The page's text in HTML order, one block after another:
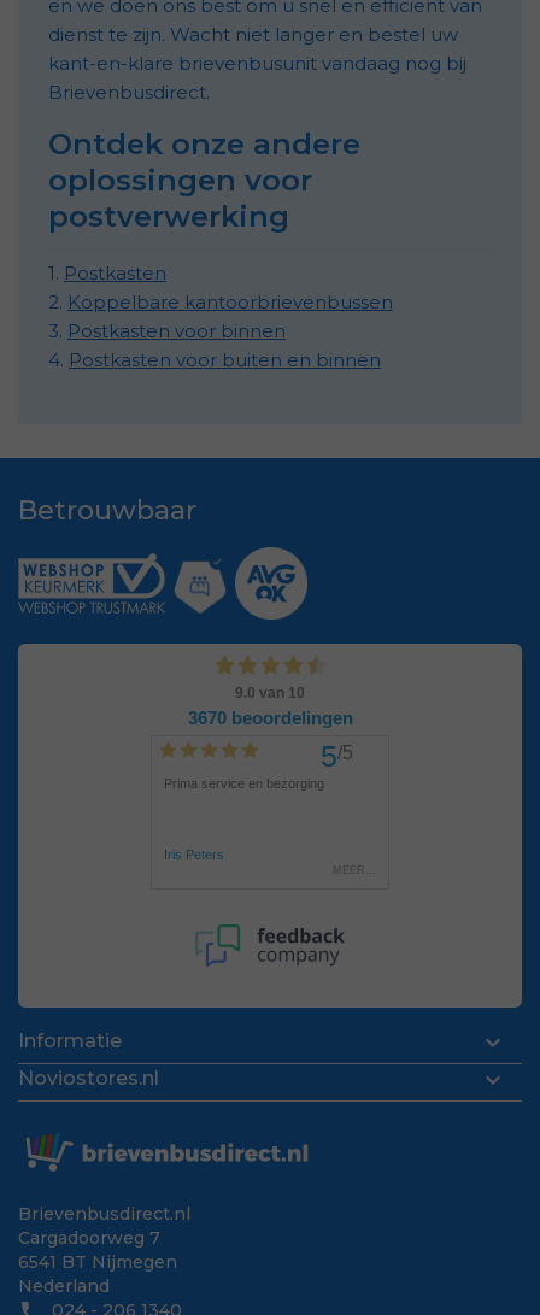
en we doen ons best om u snel en efficiënt van
dienst te zijn. Wacht niet langer en bestel uw
kant-en-klare brievenbusunit vandaag nog bij
Brievenbusdirect.
Ontdek onze andere
oplossingen voor
postverwerking
1. Postkasten
2. Koppelbare kantoorbrievenbussen
3. Postkasten voor binnen
4. Postkasten voor buiten en binnen
Betrouwbaar
Informatie 
Noviostores.nl 
Brievenbusdirect.nl
Cargadoorweg 7
6541 BT Nijmegen
Nederland
024 - 206 1340